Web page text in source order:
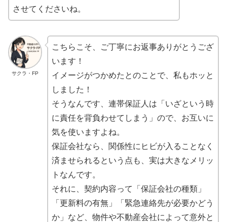
させてくださいね。
サクラ・FP
こちらこそ、ご丁寧にお返事ありがとうござ
います！
イメージがつかめたとのことで、私もホッと
しました！
そうなんです、連帯保証人は「いざという時
に責任を背負わせてしまう」ので、お互いに
気を使いますよね。
保証会社なら、関係性にヒビが入ることなく
済ませられるという点も、実は大きなメリッ
トなんです。
それに、契約内容って「保証会社の種類」
「更新料の有無」「緊急連絡先が必要かどう
か」など、物件や不動産会社によって意外と